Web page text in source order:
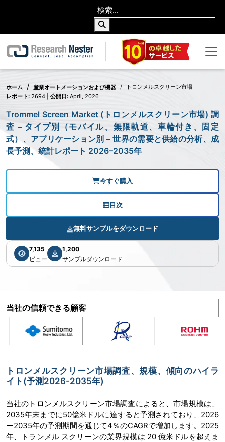
ホーム 産業オートメーションおよび機器
トロンメルスクリーン市場
レポート: 2694 | 公開日: April, 2026
Trommel Screen Market (トロンメルスクリーン市場) 調
査 – タイプ別（モバイル、無限軌道、車輪付き、固定
式）、アプリケーション別 – 世界の需要と供給の分析、成
長予測、統計レポート 2026–2035年
今すぐ購入
目次
無料サンプルをダウンロード
7,135
ビュー
1,200
サンプルダウンロード
当社の信頼できる顧客
トロンメルスクリーン市場調査、規模、傾向のハイラ
イト(予測2026-2035年)
当社のトロンメルスクリーン市場調査によると、市場規模は、
2035年末までに50億米ドルに達すると予測されており、2026
ー2035年の予測期間を通じて4％のCAGRで増加します。2025
年、トランメル スクリーンの業界規模は 20 億米ドルを超えま